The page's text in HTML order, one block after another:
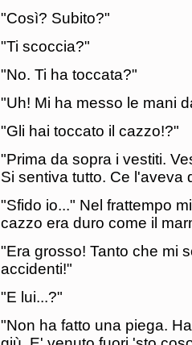
"Così? Subito?"
"Ti scoccia?"
"No. Ti ha toccata?"
"Uh! Mi ha messo le mani
"Gli hai toccato il cazzo!?"
"Prima da sopra i vestiti.
Si sentiva tutto. Ce l'aveva
"Sfido io..." Nel frattempo
cazzo era duro come il
"Era grosso! Tanto che mi
accidenti!"
"E lui...?"
"Non ha fatto una piega.